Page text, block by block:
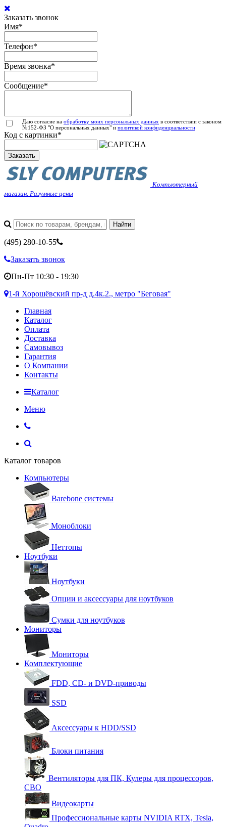
Заказать звонок
Имя*
Телефон*
Время звонка*
Сообщение*
Даю согласие на обработку моих персональных данных в соответствии с законом
№152-ФЗ "О персональных данных" и политикой конфиденциальности
Код с картинки*
Заказать
Компьютерный
магазин. Разумные цены
(495) 280-10-55
Заказать звонок
Пн-Пт 10:30 - 19:30
1-й Хорошёвский пр-д д.4к.2., метро "Беговая"
Главная
Каталог
Оплата
Доставка
Самовывоз
Гарантия
О Компании
Контакты
Каталог
Меню
Каталог товаров
Компьютеры
Barebone системы
Моноблоки
Неттопы
Ноутбуки
Ноутбуки
Опции и аксессуары для ноутбуков
Сумки для ноутбуков
Мониторы
Мониторы
Комплектующие
FDD, CD- и DVD-приводы
SSD
Аксессуары к HDD/SSD
Блоки питания
Вентиляторы для ПК, Кулеры для процессоров,
СВО
Видеокарты
Профессиональные карты NVIDIA RTX, Tesla,